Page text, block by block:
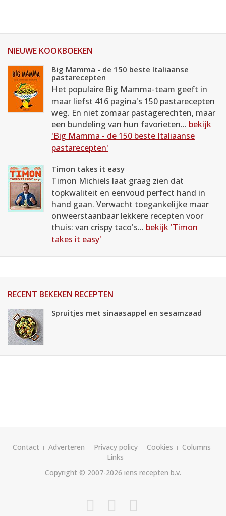
NIEUWE KOOKBOEKEN
Big Mamma - de 150 beste Italiaanse
pastarecepten
Het populaire Big Mamma-team geeft in
maar liefst 416 pagina's 150 pastarecepten
weg. En niet zomaar pastagerechten, maar
een bundeling van hun favorieten... bekijk
'Big Mamma - de 150 beste Italiaanse
pastarecepten'
Timon takes it easy
Timon Michiels laat graag zien dat
topkwaliteit en eenvoud perfect hand in
hand gaan. Verwacht toegankelijke maar
onweerstaanbaar lekkere recepten voor
thuis: van crispy taco's... bekijk 'Timon
takes it easy'
RECENT BEKEKEN RECEPTEN
Spruitjes met sinaasappel en sesamzaad
Contact Adverteren Privacy policy Cookies
Columns
Links
Copyright © 2007-2026 iens recepten b.v.